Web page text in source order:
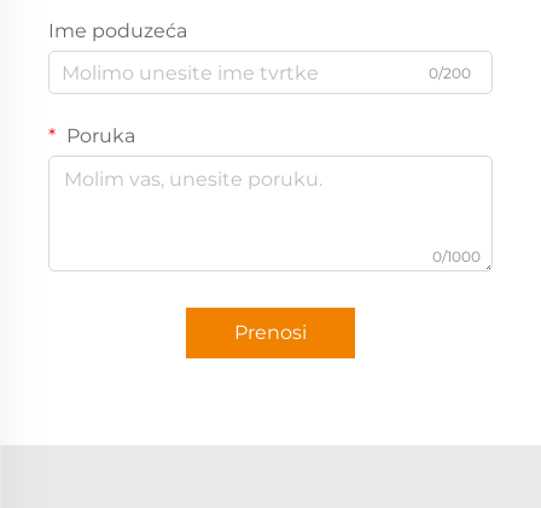
Ime poduzeća
0/200
Poruka
0/1000
Prenosi